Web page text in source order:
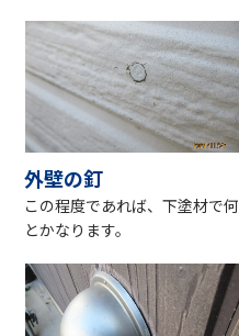
外壁の釘
この程度であれば、下塗材で何
とかなります。